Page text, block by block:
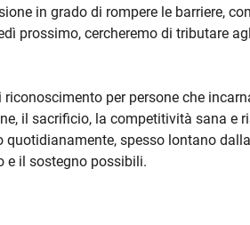
in grado di rompere le barriere,
prossimo, cercheremo di tributare
per persone che
il sacrificio, la competitività sana e
quotidianamente, spesso lontano
e il sostegno possibili.